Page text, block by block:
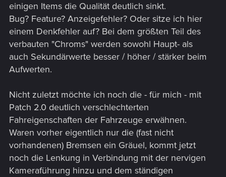
einigen Items die Qualität deutlich sinkt.
Bug? Feature? Anzeigefehler? Oder sitze ich hier
einem Denkfehler auf? Bei dem größten Teil des
verbauten "Chroms" werden sowohl Haupt- als
auch Sekundärwerte besser / höher / stärker beim
Aufwerten.
Nicht zuletzt möchte ich noch die - für mich - mit
Patch 2.0 deutlich verschlechterten
Fahreigenschaften der Fahrzeuge erwähnen.
Waren vorher eigentlich nur die (fast nicht
vorhandenen) Bremsen ein Gräuel, kommt jetzt
noch die Lenkung in Verbindung mit der nervigen
Kameraführung hinzu und dem ständigen